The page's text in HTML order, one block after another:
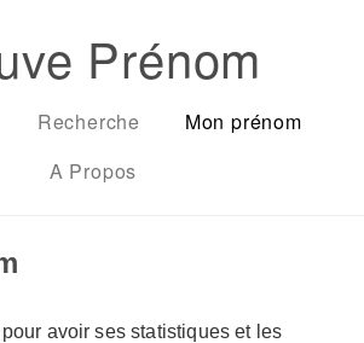
Prénom
Recherche
Mon prénom
A Propos
avoir ses statistiques et les